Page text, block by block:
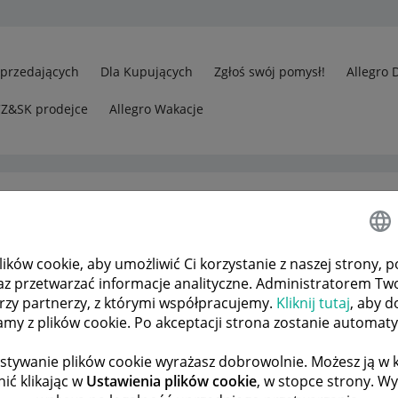
cookie, aby umożliwić Ci korzystanie z naszej strony,
przetwarzać informacje analityczne. Administratorem
partnerzy, z którymi współpracujemy. Kliknij tutaj, aby
z plików cookie. Po akceptacji strona zostanie
plików cookie wyrażasz dobrowolnie. Możesz ją w
klikając wUstawienia plików cookie, w stopce strony.
Dla Kupujących Zgłoś swój pomysł! Allegro
prodejce Allegro Wakacje
Jak zmienić adres kontaktowy?
POPRZEDNIA NASTĘPNA